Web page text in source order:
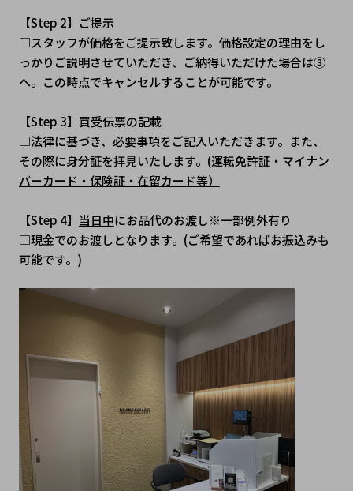
【Step 2】ご提示
□スタッフが価格をご提示致します。価格設定の理由をし
っかりご説明させていただき、ご納得いただけた場合は③
へ。 この時点でキャンセルすることが可能です。
【Step 3】買受伝票の記載
□法律に基づき、必要事項をご記入いただきます。また、
その際に身分証を拝見いたします。 (運転免許証・マイナン
バーカード・保険証・在留カード等）
【Step 4】 当日中にお品代のお渡し※一部例外有り
□現金でのお渡しとなります。(ご希望であればお振込みも
可能です。)